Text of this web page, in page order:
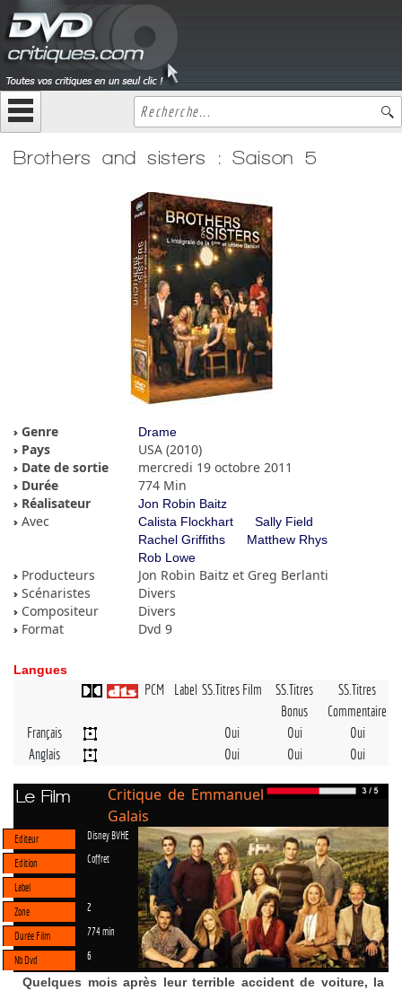
Brothers and sisters : Saison 5
Genre Drame
Pays
USA (2010)
Date de sortie
mercredi 19 octobre 2011
Durée
774 Min
Réalisateur
Jon Robin Baitz
Avec Calista Flockhart
Sally Field
Rachel Griffiths
Matthew Rhys
Rob Lowe
Producteurs
Jon Robin Baitz et Greg Berlanti
Scénaristes
Divers
Compositeur
Divers
Format
Dvd 9
Langues
PCM Label SS.Titres Film
SS.Titres
Bonus
SS.Titres
Commentaire
Français
Oui Oui
Oui
Anglais
Oui Oui Oui
Le Film
Critique de Emmanuel
Galais
Editeur Disney BVHE
Edition Coffret
Label
Zone
2
Durée Film 774 min
Nb Dvd 6
Quelques mois après leur terrible accident de voiture, la